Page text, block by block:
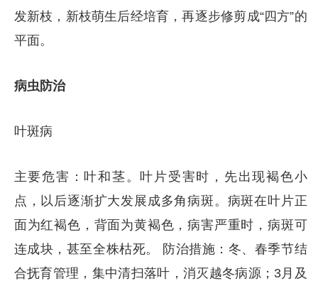
发新枝，新枝萌生后经培育，再逐步修剪成“四方”的
平面。
病虫防治
叶斑病
主要危害：叶和茎。叶片受害时，先出现褐色小
点，以后逐渐扩大发展成多角病斑。病斑在叶片正
面为红褐色，背面为黄褐色，病害严重时，病斑可
连成块，甚至全株枯死。 防治措施：冬、春季节结
合抚育管理，集中清扫落叶，消灭越冬病源；3月及